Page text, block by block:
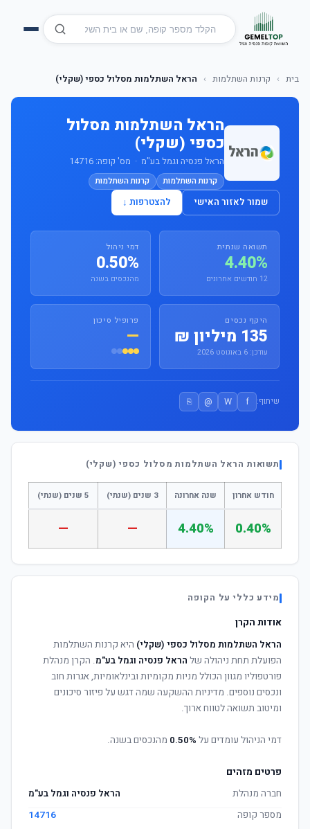
בית › קרנות השתלמות › הראל השתלמות מסלול כספי (שקלי)
הראל השתלמות מסלול
כספי (שקלי)
הראל פנסיה וגמל בע"מ · מס' קופה: 14716
קרנות השתלמות קרנות השתלמות
שמור לאזור האישי להצטרפות ↓
תשואה שנתית
4.40%
12 חודשים אחרונים
דמי ניהול
0.50%
מהנכסים בשנה
היקף נכסים
135 מיליון ₪
עודכן: 6 באוגוסט 2026
פרופיל סיכון
—
שיתוף: f
W
@
⎘
תשואות הראל השתלמות מסלול כספי (שקלי)
חודש אחרון שנה אחרונה 3 שנים (שנתי) 5 שנים (שנתי)
0.40%
4.40%
—
—
מידע כללי על הקופה
אודות הקרן
הראל השתלמות מסלול כספי (שקלי) היא קרנות השתלמות
הפועלת תחת ניהולה של הראל פנסיה וגמל בע"מ. הקרן מנהלת
פורטפוליו מגוון הכולל מניות מקומיות ובינלאומיות, אגרות חוב
ונכסים נוספים. מדיניות ההשקעה שמה דגש על פיזור סיכונים
ומיטוב תשואה לטווח ארוך.
דמי הניהול עומדים על 0.50% מהנכסים בשנה.
פרטים מזהים
חברה מנהלת
הראל פנסיה וגמל בע"מ
מספר קופה
14716